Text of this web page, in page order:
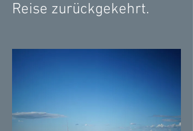
Reise zurückgekehrt.